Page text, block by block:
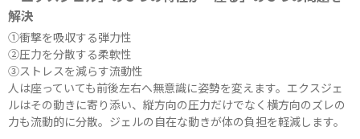
解決
①衝撃を吸収する弾力性
②圧力を分散する柔軟性
③ストレスを減らす流動性
人は座っていても前後左右へ無意識に姿勢を変えます。エクスジェ
ルはその動きに寄り添い、縦方向の圧力だけでなく横方向のズレの
力も流動的に分散。ジェルの自在な動きが体の負担を軽減します。